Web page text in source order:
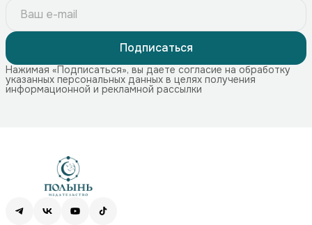
Подписаться
Нажимая «Подписаться», вы даете согласие на обработку
указанных персональных данных в целях получения
информационной и рекламной рассылки